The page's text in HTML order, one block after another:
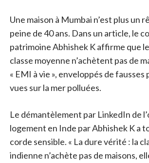
Une maison à Mumbai n’est plus un
peine de 40 ans. Dans un article, le
patrimoine Abhishek K affirme que
classe moyenne n’achètent pas de
« EMI à vie », enveloppés de fausses
vues sur la mer polluées.
Le démantèlement par LinkedIn de
logement en Inde par Abhishek K a
corde sensible. « La dure vérité : la
indienne n’achète pas de maisons,